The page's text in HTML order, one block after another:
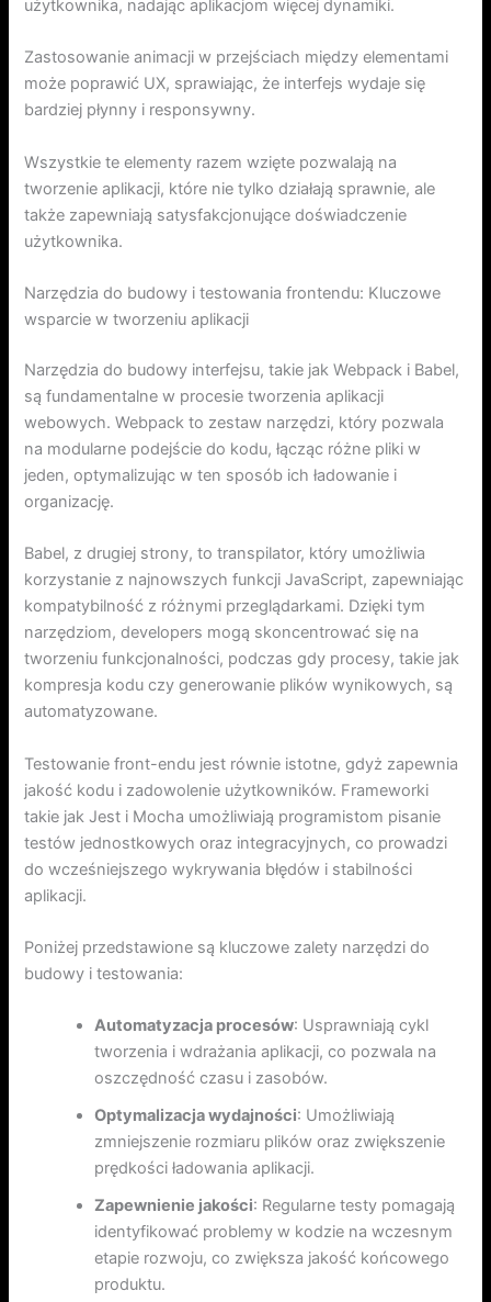
użytkownika, nadając aplikacjom więcej dynamiki.
Zastosowanie animacji w przejściach między elementami
może poprawić UX, sprawiając, że interfejs wydaje się
bardziej płynny i responsywny.
Wszystkie te elementy razem wzięte pozwalają na
tworzenie aplikacji, które nie tylko działają sprawnie, ale
także zapewniają satysfakcjonujące doświadczenie
użytkownika.
Narzędzia do budowy i testowania frontendu: Kluczowe
wsparcie w tworzeniu aplikacji
Narzędzia do budowy interfejsu, takie jak Webpack i Babel,
są fundamentalne w procesie tworzenia aplikacji
webowych. Webpack to zestaw narzędzi, który pozwala
na modularne podejście do kodu, łącząc różne pliki w
jeden, optymalizując w ten sposób ich ładowanie i
organizację.
Babel, z drugiej strony, to transpilator, który umożliwia
korzystanie z najnowszych funkcji JavaScript, zapewniając
kompatybilność z różnymi przeglądarkami. Dzięki tym
narzędziom, developers mogą skoncentrować się na
tworzeniu funkcjonalności, podczas gdy procesy, takie jak
kompresja kodu czy generowanie plików wynikowych, są
automatyzowane.
Testowanie front-endu jest równie istotne, gdyż zapewnia
jakość kodu i zadowolenie użytkowników. Frameworki
takie jak Jest i Mocha umożliwiają programistom pisanie
testów jednostkowych oraz integracyjnych, co prowadzi
do wcześniejszego wykrywania błędów i stabilności
aplikacji.
Poniżej przedstawione są kluczowe zalety narzędzi do
budowy i testowania:
Automatyzacja procesów: Usprawniają cykl
tworzenia i wdrażania aplikacji, co pozwala na
oszczędność czasu i zasobów.
Optymalizacja wydajności: Umożliwiają
zmniejszenie rozmiaru plików oraz zwiększenie
prędkości ładowania aplikacji.
Zapewnienie jakości: Regularne testy pomagają
identyfikować problemy w kodzie na wczesnym
etapie rozwoju, co zwiększa jakość końcowego
produktu.